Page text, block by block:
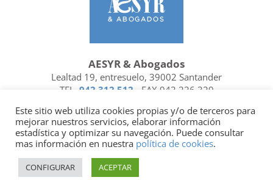
AESYR & Abogados
Lealtad 19, entresuelo, 39002 Santander
TEL. 942 312 512 - FAX 942 226 329
FacebookLinkedin
Socio de | Miembro de
Política de privacidad
Este sitio web utiliza cookies propias y/o de terceros para
mejorar nuestros servicios, elaborar información
estadística y optimizar su navegación. Puede consultar
mas información en nuestra política de cookies.
CONFIGURAR ACEPTAR